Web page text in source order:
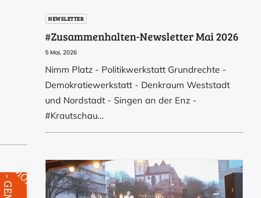
NEWSLETTER
#Zusammenhalten-Newsletter Mai 2026
5 Mai, 2026
Nimm Platz - Politikwerkstatt Grundrechte -
Demokratiewerkstatt - Denkraum Weststadt
und Nordstadt - Singen an der Enz -
#Krautschau…